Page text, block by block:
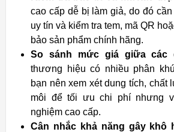
cao cấp dễ bị làm giả, do đó
uy tín và kiểm tra tem, mã QR
bảo sản phẩm chính hãng.
So sánh mức giá giữa các
thương hiệu có nhiều phân
bạn nên xem xét dung tích, chất
môi để tối ưu chi phí nhưng
nghiệm cao cấp.
Cân nhắc khả năng gây khô